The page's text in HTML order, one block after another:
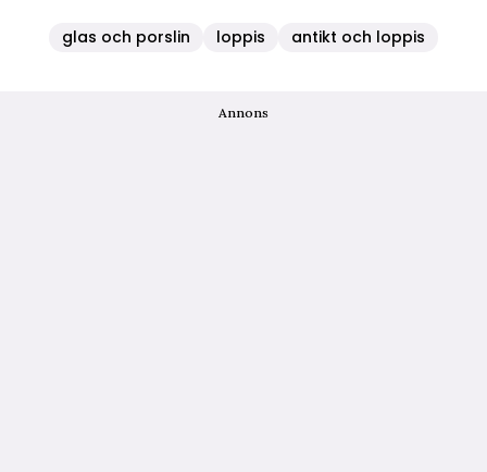
glas och porslin loppis antikt och loppis
Annons